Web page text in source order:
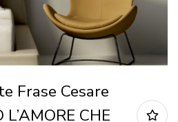
Frase Cesare
CHE